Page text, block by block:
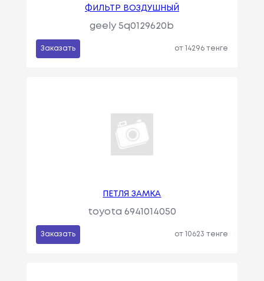
ФИЛЬТР ВОЗДУШНЫЙ
geely 5q0129620b
Заказать от 14296 тенге
ПЕТЛЯ ЗАМКА
toyota 6941014050
Заказать от 10623 тенге